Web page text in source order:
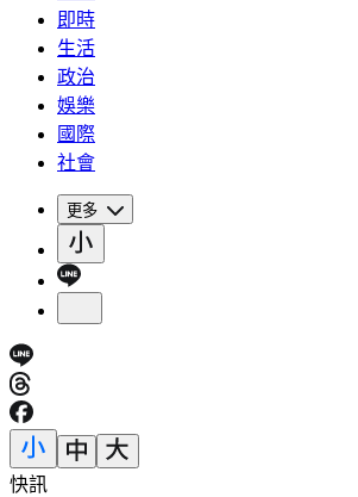
即時
生活
政治
娛樂
國際
社會
更多
快訊